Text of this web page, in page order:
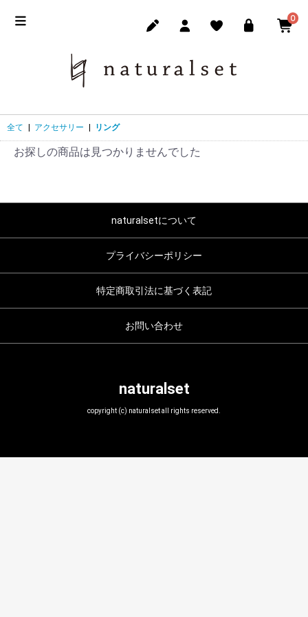
0
全て アクセサリー リング
お探しの商品は見つかりませんでした
naturalsetについて
プライバシーポリシー
特定商取引法に基づく表記
お問い合わせ
naturalset
copyright (c) naturalset all rights reserved.